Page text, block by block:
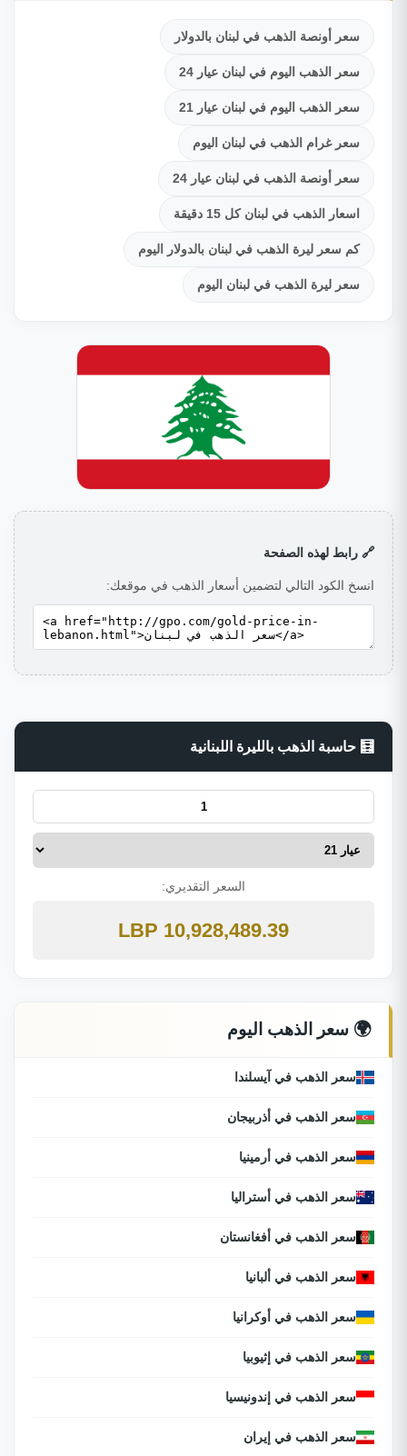
سعر أونصة الذهب في لبنان بالدولار
سعر الذهب اليوم في لبنان عيار 24
سعر الذهب اليوم في لبنان عيار 21
سعر غرام الذهب في لبنان اليوم
سعر أونصة الذهب في لبنان عيار 24
اسعار الذهب في لبنان كل 15 دقيقة
كم سعر ليرة الذهب في لبنان بالدولار اليوم
سعر ليرة الذهب في لبنان اليوم
🔗 رابط لهذه الصفحة
انسخ الكود التالي لتضمين أسعار الذهب في موقعك:
🧮 حاسبة الذهب بالليرة اللبنانية
السعر التقديري:
10,928,489.39 LBP
🌍 سعر الذهب اليوم
سعر الذهب في آيسلندا
سعر الذهب في أذربيجان
سعر الذهب في أرمينيا
سعر الذهب في أستراليا
سعر الذهب في أفغانستان
سعر الذهب في ألبانيا
سعر الذهب في أوكرانيا
سعر الذهب في إثيوبيا
سعر الذهب في إندونيسيا
سعر الذهب في إيران